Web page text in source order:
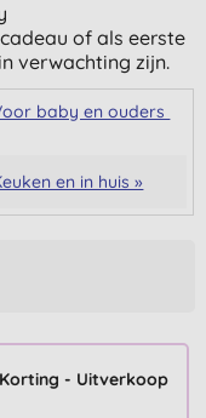
of als eerste
verwachting zijn.
baby en ouders
en in huis »
- Uitverkoop